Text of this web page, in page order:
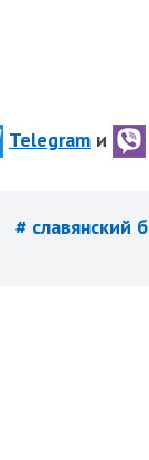
Telegram и
# славянский